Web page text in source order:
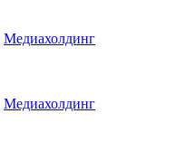
Медиахолдинг
Медиахолдинг